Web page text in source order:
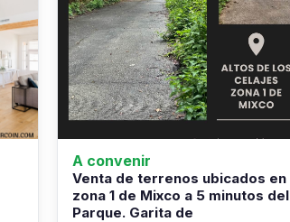
A convenir
Venta de terrenos ubicados en
zona 1 de Mixco a 5 minutos del
Parque. Garita de